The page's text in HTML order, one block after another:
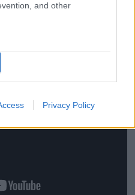
and other
Privacy Policy